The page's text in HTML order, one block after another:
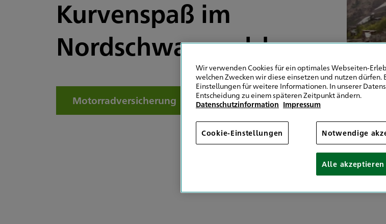
Kurvenspaß im
Nordschwarzwald
Motorradversicherung
Wir verwenden Cookies für ein optimales Webseiten-
welchen Zwecken wir diese einsetzen und nutzen dürfen.
Einstellungen für weitere Informationen. In unserer
Entscheidung zu einem späteren Zeitpunkt ändern.
Datenschutzinformation Impressum
Cookie-Einstellungen Notwendige
Alle akzeptieren